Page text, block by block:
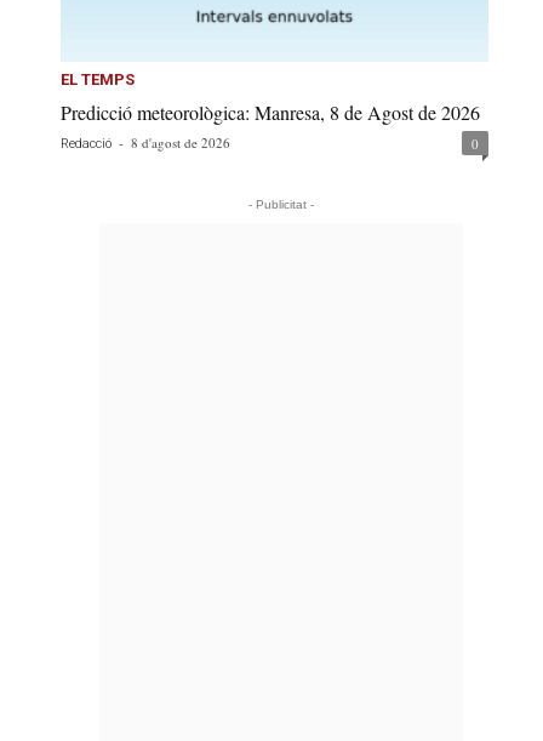
EL TEMPS
Predicció meteorològica: Manresa, 8 de Agost de 2026
Redacció - 8 d'agost de 2026 0
- Publicitat -